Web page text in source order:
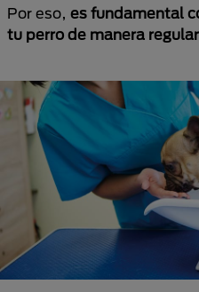
Por eso, es fundamental
tu perro de manera regular